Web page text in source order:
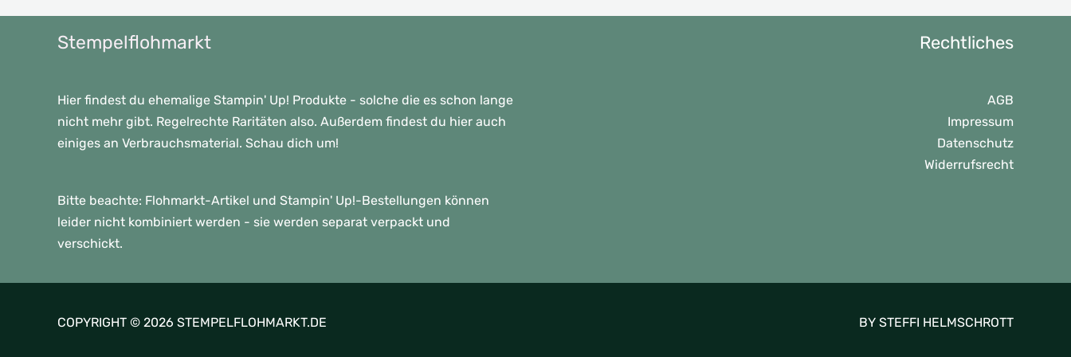
Stempelflohmarkt
Hier findest du ehemalige Stampin' Up! Produkte - solche die es schon lange
nicht mehr gibt. Regelrechte Raritäten also. Außerdem findest du hier auch
einiges an Verbrauchsmaterial. Schau dich um!
Bitte beachte: Flohmarkt-Artikel und Stampin' Up!-Bestellungen können
leider nicht kombiniert werden - sie werden separat verpackt und
verschickt.
Rechtliches
AGB
Impressum
Datenschutz
Widerrufsrecht
COPYRIGHT © 2026 STEMPELFLOHMARKT.DE BY STEFFI HELMSCHROTT